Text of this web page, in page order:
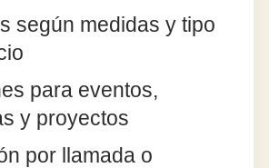
según medidas y tipo
para eventos,
y proyectos
por llamada o